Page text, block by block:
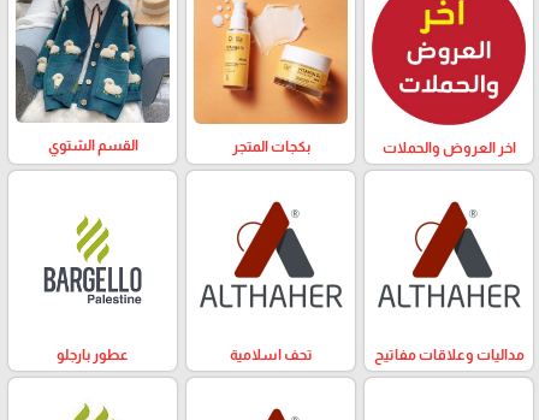
اخر العروض والحملات بكجات المتجر القسم الشتوي
مداليات وعلاقات مفاتيح تحف اسلامية عطور بارجلو